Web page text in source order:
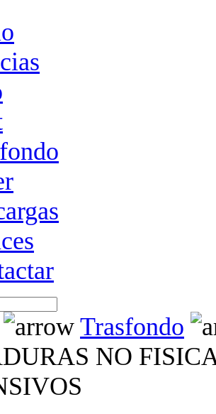
Trasfondo
NO